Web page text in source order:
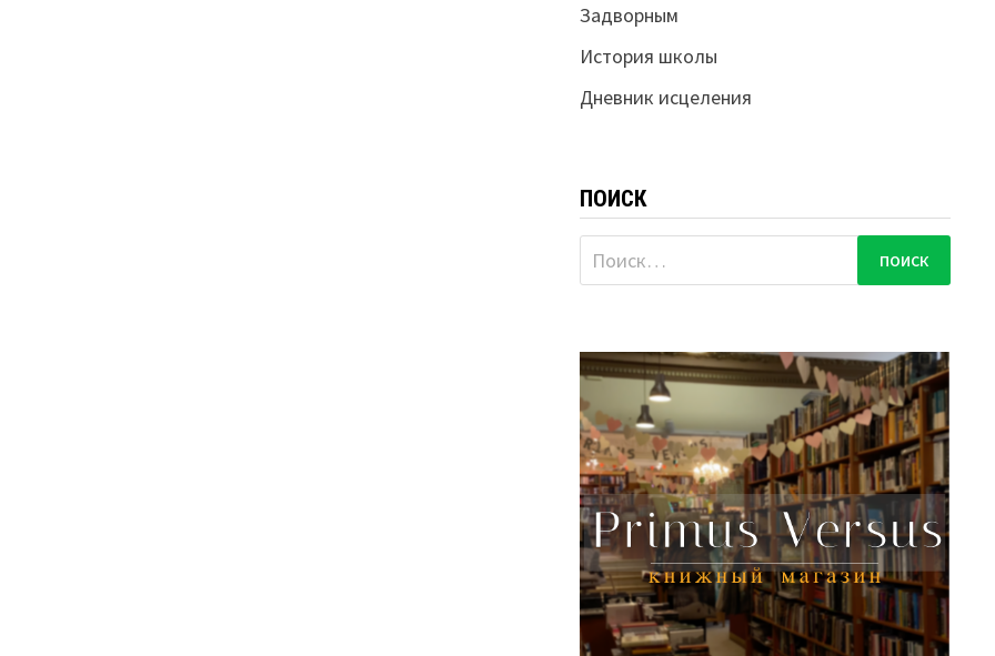
Задворным
История школы
Дневник исцеления
ПОИСК
Найти: